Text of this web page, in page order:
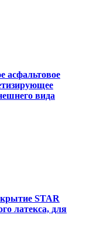
асфальтовое
вида
STAR
латекса, для